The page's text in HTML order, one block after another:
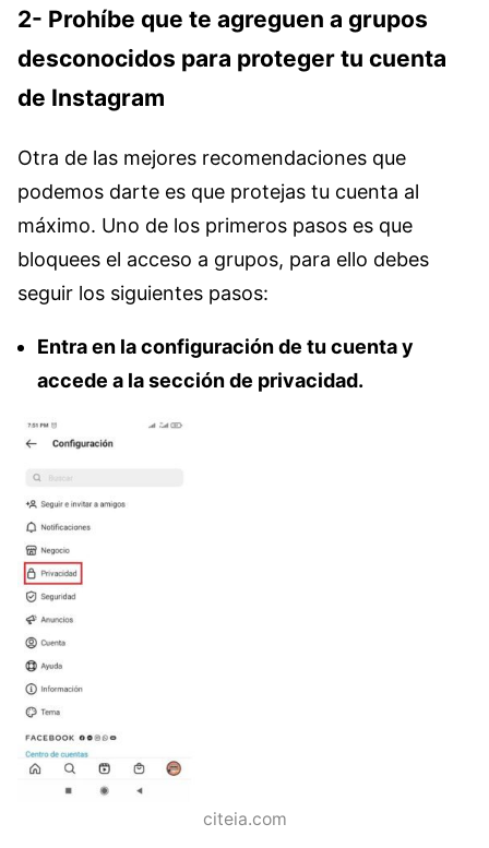
2- Prohíbe que te agreguen a grupos
desconocidos para proteger tu cuenta
de Instagram
Otra de las mejores recomendaciones que
podemos darte es que protejas tu cuenta al
máximo. Uno de los primeros pasos es que
bloquees el acceso a grupos, para ello debes
seguir los siguientes pasos:
Entra en la configuración de tu cuenta y
accede a la sección de privacidad.
citeia.com